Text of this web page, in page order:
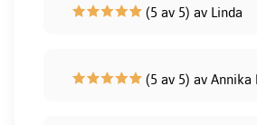
(5 av 5) av Linda
(5 av 5) av Annika